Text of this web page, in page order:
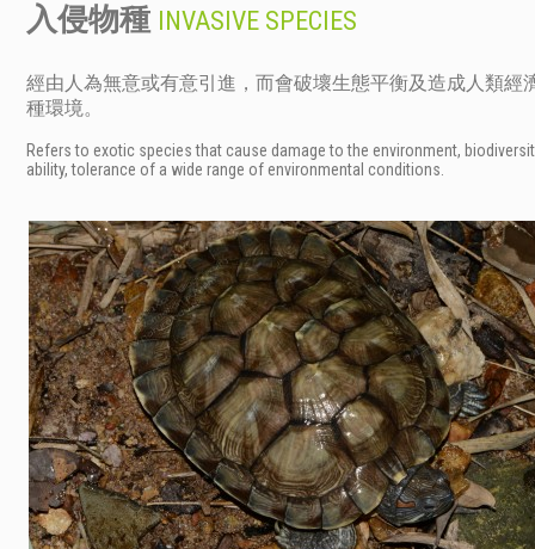
入侵物種 INVASIVE SPECIES
經由人為無意或有意引進，而會破壞生態平衡及造成人類
種環境。
Refers to exotic species that cause damage to the environment,
ability, tolerance of a wide range of environmental conditions.